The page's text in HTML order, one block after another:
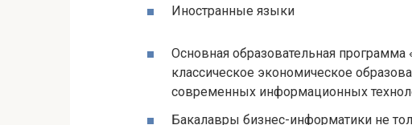
Иностранные языки
Основная образовательная программа
классическое экономическое
современных информационных
Бакалавры бизнес-информатики не